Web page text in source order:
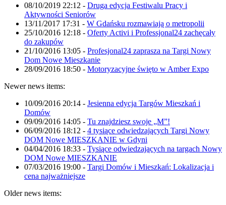
08/10/2019 22:12 - Druga edycja Festiwalu Pracy i
Aktywności Seniorów
13/11/2017 17:31 - W Gdańsku rozmawiają o metropolii
25/10/2016 12:18 - Oferty Activi i Professjonal24 zachęcały
do zakupów
21/10/2016 13:05 - Profesjonal24 zaprasza na Targi Nowy
Dom Nowe Mieszkanie
28/09/2016 18:50 - Motoryzacyjne święto w Amber Expo
Newer news items:
10/09/2016 20:14 - Jesienna edycja Targów Mieszkań i
Domów
09/09/2016 14:05 - Tu znajdziesz swoje „M”!
06/09/2016 18:12 - 4 tysiące odwiedzających Targi Nowy
DOM Nowe MIESZKANIE w Gdyni
04/04/2016 18:33 - Tysiące odwiedzających na targach Nowy
DOM Nowe MIESZKANIE
07/03/2016 19:00 - Targi Domów i Mieszkań: Lokalizacja i
cena najważniejsze
Older news items: